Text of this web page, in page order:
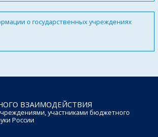
о государственных учреждениях
ВЗАИМОДЕЙСТВИЯ
участниками бюджетного
России